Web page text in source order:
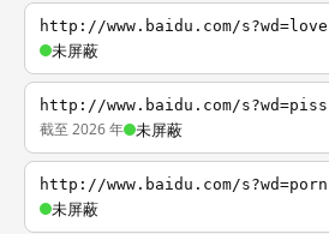
http://www.baidu.com/s?wd=love
未屏蔽
http://www.baidu.com/s?wd=piss
截至 2026 年 未屏蔽
http://www.baidu.com/s?wd=porn
未屏蔽